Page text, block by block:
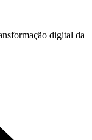
digital da